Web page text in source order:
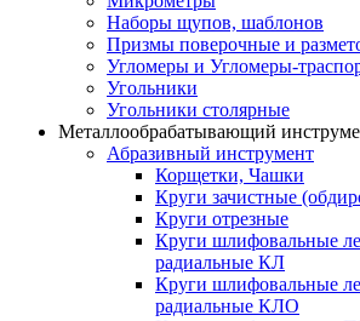
Наборы щупов, шаблонов
Призмы поверочные и
Угломеры и Угломеры-
Угольники
Угольники столярные
Металлообрабатывающий
Абразивный инструмент
Корщетки, Чашки
Круги зачистные
Круги отрезные
Круги шлифовальные
радиальные КЛ
Круги шлифовальные
радиальные КЛО